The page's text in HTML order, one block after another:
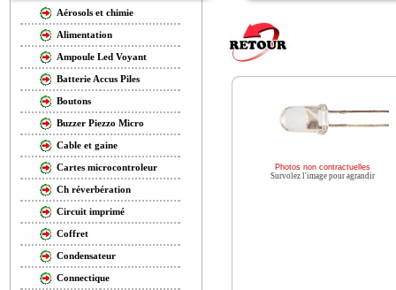
Aérosols et chimie
Alimentation
Ampoule Led Voyant
Batterie Accus Piles
Boutons
Buzzer Piezzo Micro
Cable et gaine
Cartes microcontroleur
Ch réverbération
Circuit imprimé
Coffret
Condensateur
Connectique
Photos non contractuelles
Survolez l'image pour agrandir